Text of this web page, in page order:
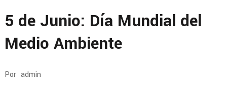
5 de Junio: Día Mundial del
Medio Ambiente
Por admin